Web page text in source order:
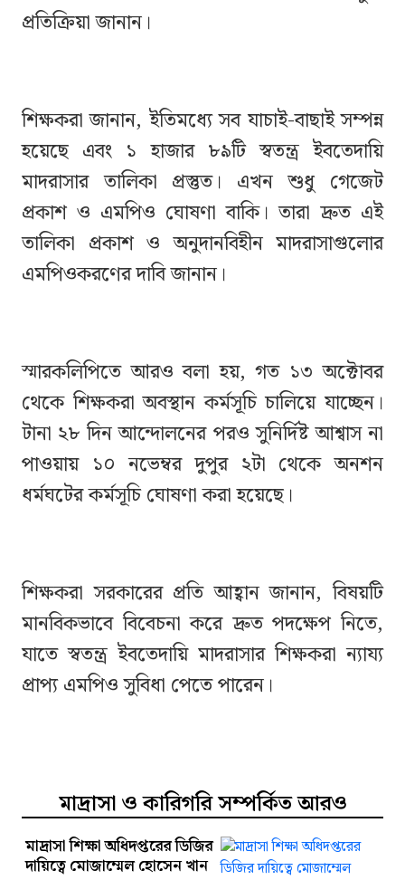
প্রতিক্রিয়া জানান।
শিক্ষকরা জানান, ইতিমধ্যে সব যাচাই-বাছাই সম্পন্ন
হয়েছে এবং ১ হাজার ৮৯টি স্বতন্ত্র ইবতেদায়ি
মাদরাসার তালিকা প্রস্তুত। এখন শুধু গেজেট
প্রকাশ ও এমপিও ঘোষণা বাকি। তারা দ্রুত এই
তালিকা প্রকাশ ও অনুদানবিহীন মাদরাসাগুলোর
এমপিওকরণের দাবি জানান।
স্মারকলিপিতে আরও বলা হয়, গত ১৩ অক্টোবর
থেকে শিক্ষকরা অবস্থান কর্মসূচি চালিয়ে যাচ্ছেন।
টানা ২৮ দিন আন্দোলনের পরও সুনির্দিষ্ট আশ্বাস না
পাওয়ায় ১০ নভেম্বর দুপুর ২টা থেকে অনশন
ধর্মঘটের কর্মসূচি ঘোষণা করা হয়েছে।
শিক্ষকরা সরকারের প্রতি আহ্বান জানান, বিষয়টি
মানবিকভাবে বিবেচনা করে দ্রুত পদক্ষেপ নিতে,
যাতে স্বতন্ত্র ইবতেদায়ি মাদরাসার শিক্ষকরা ন্যায্য
প্রাপ্য এমপিও সুবিধা পেতে পারেন।
মাদ্রাসা ও কারিগরি সম্পর্কিত আরও
মাদ্রাসা শিক্ষা অধিদপ্তরের ডিজির
দায়িত্বে মোজাম্মেল হোসেন খান